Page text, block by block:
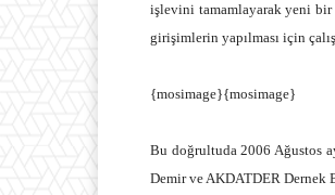
işlevini tamamlayarak yeni
girişimlerin yapılması için
{mosimage}{mosimage}
Bu doğrultuda 2006 Ağustos
Demir ve AKDATDER Dernek